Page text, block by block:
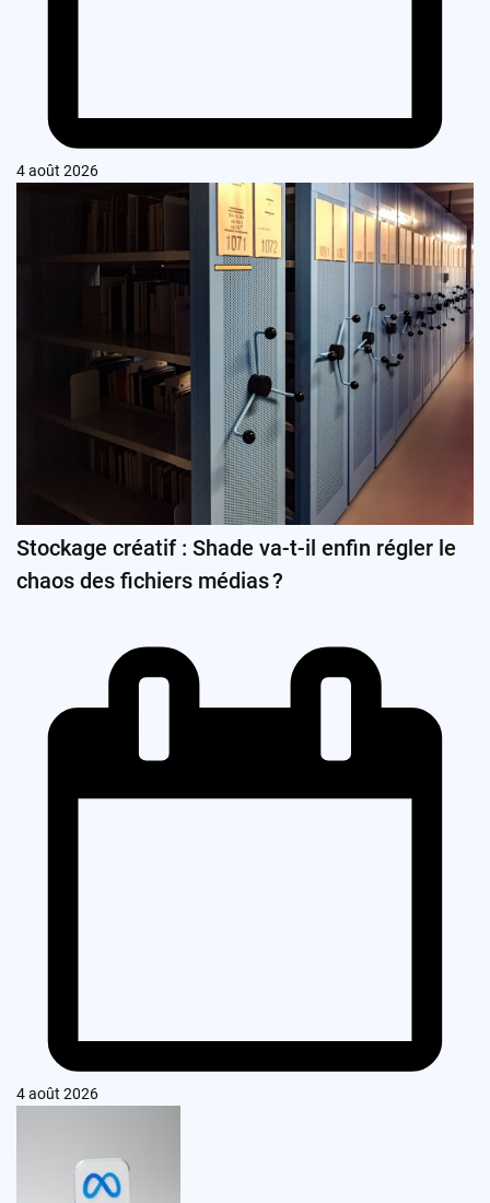
4 août 2026
Stockage créatif : Shade va-t-il enfin régler le
chaos des fichiers médias ?
4 août 2026